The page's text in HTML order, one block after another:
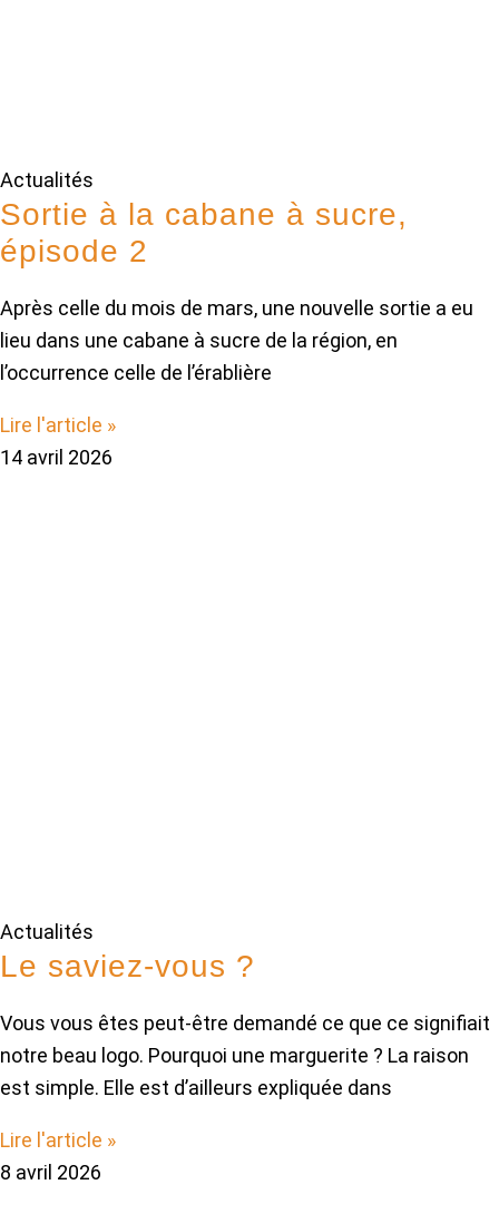
Actualités
Sortie à la cabane à sucre,
épisode 2
Après celle du mois de mars, une nouvelle sortie a eu
lieu dans une cabane à sucre de la région, en
l’occurrence celle de l’érablière
Lire l'article »
14 avril 2026
Actualités
Le saviez-vous ?
Vous vous êtes peut-être demandé ce que ce signifiait
notre beau logo. Pourquoi une marguerite ? La raison
est simple. Elle est d’ailleurs expliquée dans
Lire l'article »
8 avril 2026